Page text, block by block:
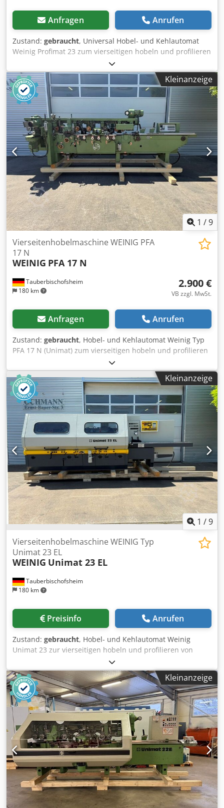
Anfragen Anrufen
Zustand: gebraucht, Universal Hobel- und Kehlautomat
Weinig Profimat 23 zum vierseitigen hobeln und profilieren
von Hölzern. Inklusive Sägepaket zum Auftrennen von
Hölzern mit der 4. und 5. Spindel. Technische Daten: -
Spindeln: 5 - Spindel 1: Unten / 5,5 kW / 40 mm - Spindel 2:
Rechts / 5,5 kW / 40 mm - Spindel 3: Links / gemeinsamer
Motor mit #2 / 40 mm - Spindel 4: Oben / 7,5kW / 40 mm -
Spindel 5: Unten / 4 kW / 40 mm - Arbeitsbreite: 230 mm
Dsdpfxezrx Ars Aayowa - Arbeitshöhe: 120 mm
Kleinanzeige
1 /9
Tauberbischofsheim
180 km
Vierseitenhobelmaschine WEINIG PFA
17 N
WEINIG PFA 17 N
2.900 €
VB zzgl. MwSt.
Anfragen Anrufen
Zustand: gebraucht, Hobel- und Kehlautomat Weinig Typ
PFA 17 N (Unimat) zum vierseitigen hobeln und profilieren
von Hölzern mit Universalspindel. Technische Daten: -
Spindeln: 7 Dodpezrx Aljfx Aayewa - Spindel 1: Unten / 35
mm / 4 kW - Spindel 2: Rechts / 35 mm / 3 kW - Spindel 3:
Links / 35 mm / 5,5 kW - Spindel 4: Rechts / 35 mm / 7,5 kW
- Spindel 5: Oben / 35 mm / 5,5 kW - Spindel 6: Unten / 35
mm / 4 kW - Spindel 7: Uni / 35 mm / 4 kW - Arbeitsbreite:
160 mm - Arbeitshöhe: 120 mm - Vorschubmotor: 2,2 kW -
Abrichttischlänge: 2.000 mm
Kleinanzeige
1 /9
Tauberbischofsheim
180 km
Vierseitenhobelmaschine WEINIG Typ
Unimat 23 EL
WEINIG Unimat 23 EL
Preisinfo Anrufen
Zustand: gebraucht, Hobel- und Kehlautomat Weinig
Unimat 23 zur vierseitigen hobeln und profilieren von
Hölzern mit ATS System, verstärkter Technische Daten: -
Spindeln: 6 - Spindel 1: Unten / 40 mm / 7,5 kW / 8.000
UpM - Spindel 2: Rechts / 40 mm / 7,5 kW / 8.000 UpM -
Spindel 3: Links / 40 mm / 7,5 kW / 8.000 UpM - Spindel 4:
Oben / 40 mm / 7,5 kW / 8.000 UpM - Spindel 5: Unten / 40
mm / 7,5 kW / 8.000 UpM - Spindel 6: Uni / 40 mm / 7,5 kW
/ 6.000 UpM - Arbeitsbreite: 230 mm Dwodjzrx Afepfx
Aaysa - Arbeitshöhe: 160 mm - Angetrieben Tischwalze: 1 -
Vorschub: 24 m/min - Vorschubmotor: 4 kW -
Abrichttischlänge: 2.500 mm
Kleinanzeige